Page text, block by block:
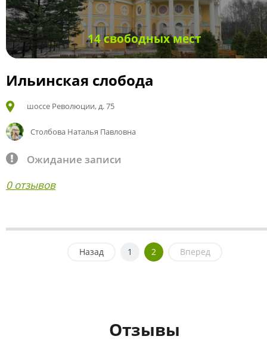
14 свободных мест
Ильинская слобода
шоссе Революции, д. 75
Столбова Наталья Павловна
Ожидание записи
0 отзывов
Назад 1 2 Вперед
Отзывы